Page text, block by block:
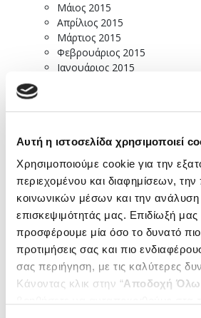
Αυτή η ιστοσελίδα χρησιμοποιεί
Χρησιμοποιούμε cookie για την
περιεχομένου και διαφημίσεων,
κοινωνικών μέσων και την ανάλυση
επισκεψιμότητάς μας. Επιδίωξή μας
προσφέρουμε μία όσο το δυνατό πιο
προτιμήσεις σας και πιο
σας περιήγηση, με τις καλύτερες
Κάνοντας κλικ στην “Αποδοχή
Μάιος 2015
Απρίλιος 2015
Μάρτιος 2015
Φεβρουάριος 2015
Ιανουάριος 2015
Οκτώβριος 2014
Ιούλιος 2014
Ιούνιος 2014
Μάιος 2014
Απρίλιος 2014
Μάρτιος 2014
Φεβρουάριος 2014
Δεκέμβριος 2013
Νοέμβριος 2013
Οκτώβριος 2013
Σεπτέμβριος 2013
Αύγουστος 2013